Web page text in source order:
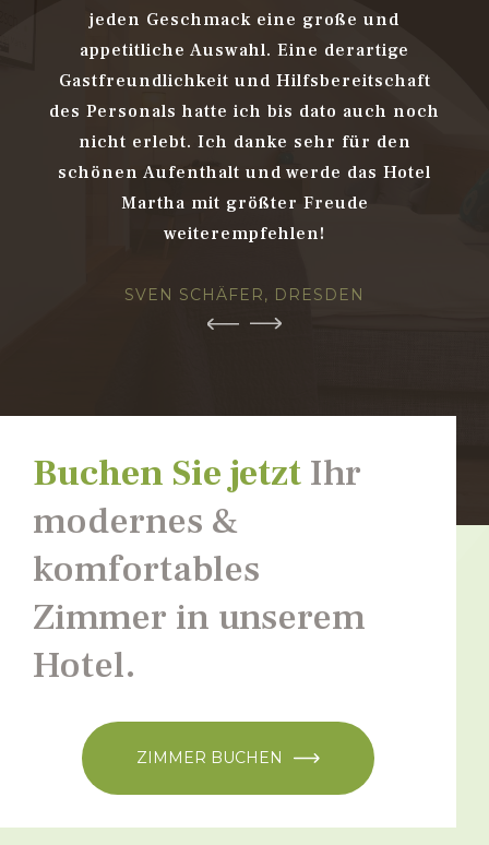
jeden Geschmack eine große und
appetitliche Auswahl. Eine derartige
Gastfreundlichkeit und Hilfsbereitschaft
des Personals hatte ich bis dato auch noch
nicht erlebt. Ich danke sehr für den
schönen Aufenthalt und werde das Hotel
Martha mit größter Freude
weiterempfehlen!
SVEN SCHÄFER, DRESDEN
Buchen Sie jetzt Ihr
modernes &
komfortables
Zimmer in unserem
Hotel.
ZIMMER BUCHEN